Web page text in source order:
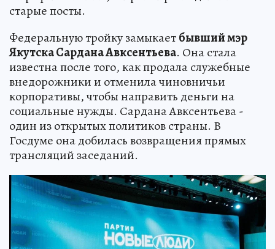
старые посты.
Федеральную тройку замыкаетбывший мэр
Якутска Сардана Авксентьева. Она стала
известна после того, как продала служебные
внедорожники и отменила чиновничьи
корпоративы, чтобы направить деньги на
социальные нужды. Сардана Авксентьева -
один из открытых политиков страны. В
Госдуме она добилась возвращения прямых
трансляций заседаний.